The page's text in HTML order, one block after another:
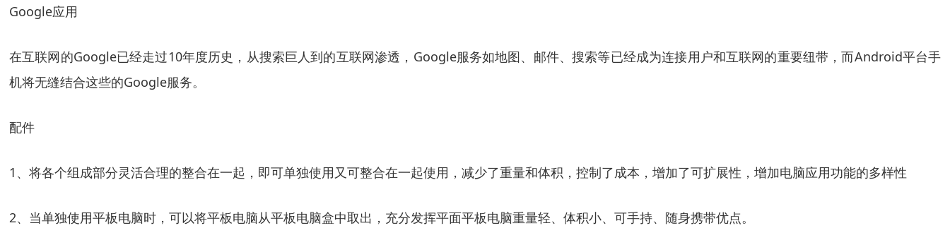
Google应用
在互联网的Google已经走过10年度历史，从搜索巨人到的互联网渗透，Google服务如地图、邮件、搜索等已经成为连接用户和互联网的重要纽带，而Android平台手
机将无缝结合这些的Google服务。
配件
1、将各个组成部分灵活合理的整合在一起，即可单独使用又可整合在一起使用，减少了重量和体积，控制了成本，增加了可扩展性，增加电脑应用功能的多样性
2、当单独使用平板电脑时，可以将平板电脑从平板电脑盒中取出，充分发挥平面平板电脑重量轻、体积小、可手持、随身携带优点。